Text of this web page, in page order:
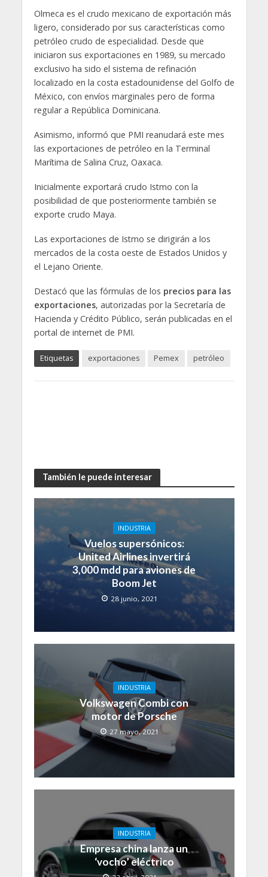
Olmeca es el crudo mexicano de exportación más
ligero, considerado por sus características como
petróleo crudo de especialidad. Desde que
iniciaron sus exportaciones en 1989, su mercado
exclusivo ha sido el sistema de refinación
localizado en la costa estadounidense del Golfo de
México, con envíos marginales pero de forma
regular a República Dominicana.
Asimismo, informó que PMI reanudará este mes
las exportaciones de petróleo en la Terminal
Marítima de Salina Cruz, Oaxaca.
Inicialmente exportará crudo Istmo con la
posibilidad de que posteriormente también se
exporte crudo Maya.
Las exportaciones de Istmo se dirigirán a los
mercados de la costa oeste de Estados Unidos y
el Lejano Oriente.
Destacó que las fórmulas de los precios para las
exportaciones, autorizadas por la Secretaría de
Hacienda y Crédito Público, serán publicadas en el
portal de internet de PMI.
Etiquetas exportaciones Pemex petróleo
También le puede interesar
INDUSTRIA
Vuelos supersónicos:
United Airlines invertirá
3,000 mdd para aviones de
Boom Jet
28 junio, 2021
INDUSTRIA
Volkswagen Combi con
motor de Porsche
27 mayo, 2021
INDUSTRIA
Empresa china lanza un
‘vocho’ eléctrico